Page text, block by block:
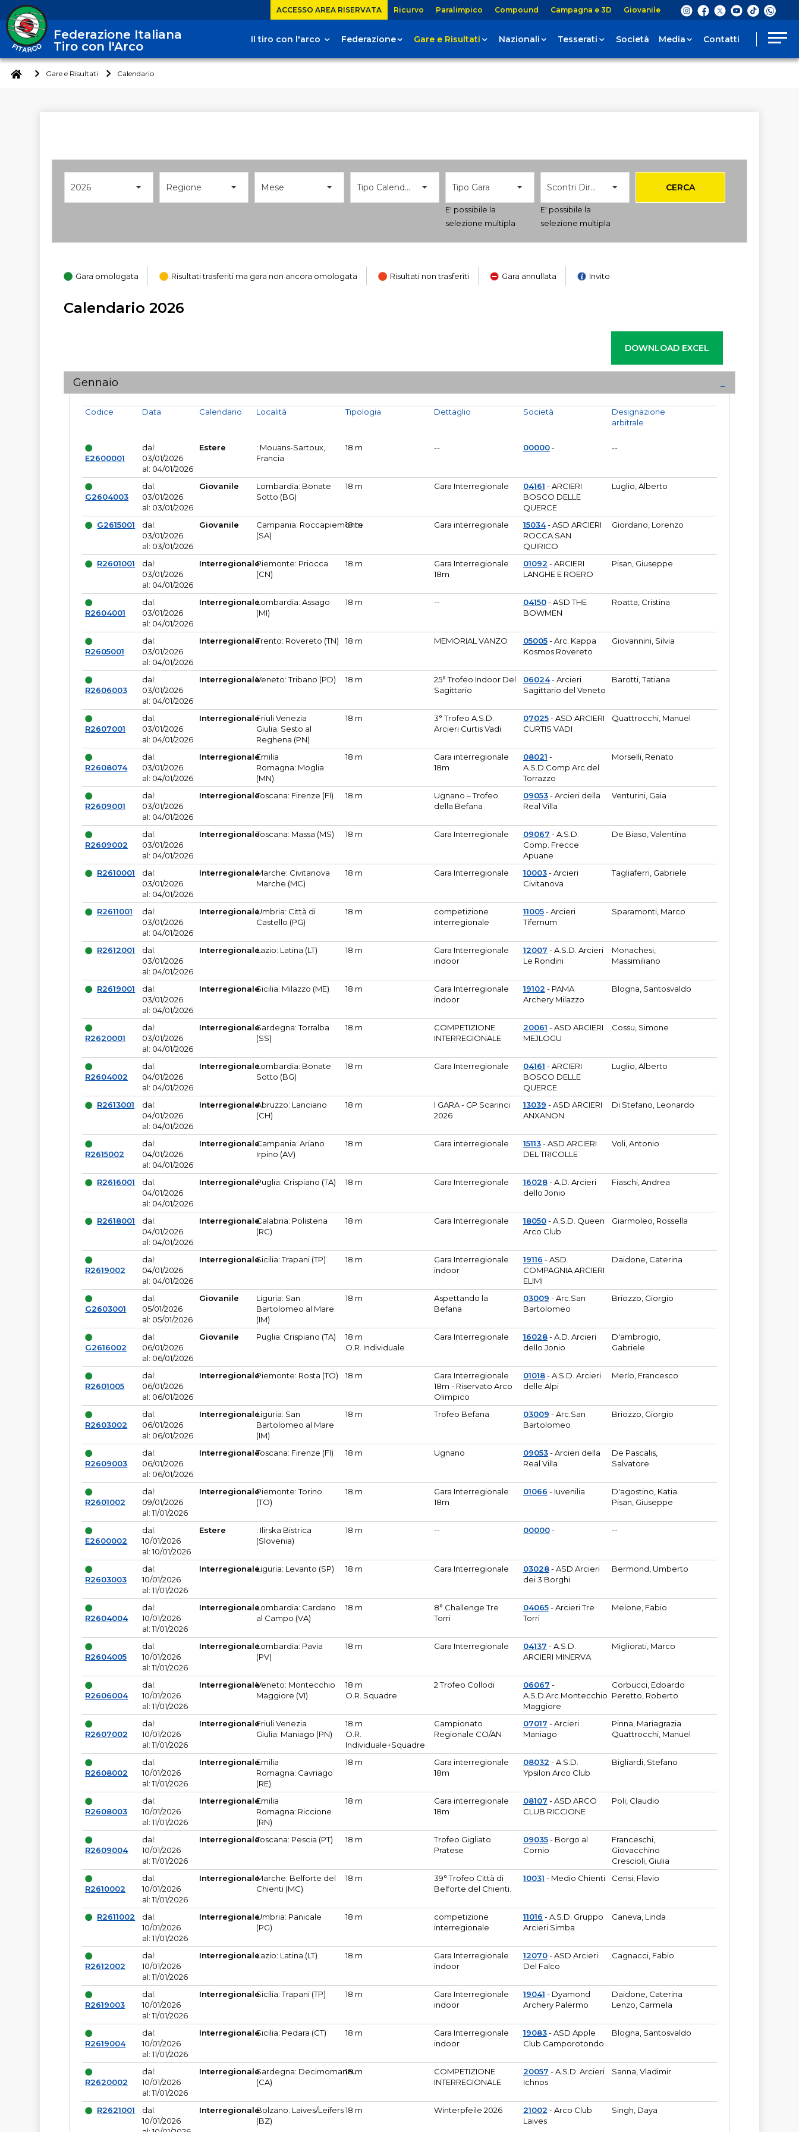
ACCESSO AREA RISERVATA Ricurvo Paralimpico Compound Campagna e 3D Giovanile
Federazione Italiana
Tiro con l'Arco
Il tiro con l'arco Federazione Gare e Risultati Nazionali Tesserati Società Media Contatti
Gare e Risultati Calendario
2026 Regione Mese Tipo Calendario Tipo Gara
E' possibile la
selezione multipla
Scontri Diretti
E' possibile la
selezione multipla
CERCA
Gara omologata Risultati trasferiti ma gara non ancora omologata Risultati non trasferiti Gara annullata Invito
Calendario 2026
Gennaio
Codice
E2600001
Data
dal:
03/01/2026
al: 04/01/2026
Calendario
Estere
Località
: Mouans-Sartoux,
Francia
Tipologia
18 m
Dettaglio
--
Società
00000-
Designazione
arbitrale
--
G2604003
dal:
03/01/2026
al: 03/01/2026
Giovanile
Lombardia: Bonate
Sotto (BG)
18 m Gara Interregionale 04161 - ARCIERI
BOSCO DELLE
QUERCE
Luglio, Alberto
G2615001
dal:
03/01/2026
al: 03/01/2026
Giovanile
Campania: Roccapiemonte
(SA)
18 m Gara interregionale 15034- ASD ARCIERI
ROCCA SAN
QUIRICO
Giordano, Lorenzo
R2601001
dal:
03/01/2026
al: 04/01/2026
InterregionalePiemonte: Priocca
(CN)
18 m
Gara Interregionale
18m
01092 - ARCIERI
LANGHE E ROERO
Pisan, Giuseppe
R2604001
dal:
03/01/2026
al: 04/01/2026
InterregionaleLombardia: Assago
(MI)
18 m -- 04150- ASD THE
BOWMEN
Roatta, Cristina
R2605001
dal:
03/01/2026
al: 04/01/2026
InterregionaleTrento: Rovereto (TN) 18 m MEMORIAL VANZO 05005- Arc. Kappa
Kosmos Rovereto
Giovannini, Silvia
R2606003
dal:
03/01/2026
al: 04/01/2026
InterregionaleVeneto: Tribano (PD) 18 m
25° Trofeo Indoor Del
Sagittario
06024- Arcieri
Sagittario del Veneto
Barotti, Tatiana
R2607001
dal:
03/01/2026
al: 04/01/2026
InterregionaleFriuli Venezia
Giulia: Sesto al
Reghena (PN)
18 m
3° Trofeo A.S.D.
Arcieri Curtis Vadi
07025- ASD ARCIERI
CURTIS VADI
Quattrocchi, Manuel
R2608074
dal:
03/01/2026
al: 04/01/2026
InterregionaleEmilia
Romagna: Moglia
(MN)
18 m
Gara interregionale
18m
08021 -
A.S.D.Comp.Arc.del
Torrazzo
Morselli, Renato
R2609001
dal:
03/01/2026
al: 04/01/2026
InterregionaleToscana: Firenze (FI) 18 m
Ugnano – Trofeo
della Befana
09053- Arcieri della
Real Villa
Venturini, Gaia
R2609002
dal:
03/01/2026
al: 04/01/2026
InterregionaleToscana: Massa (MS) 18 m Gara Interregionale 09067 - A.S.D.
Comp. Frecce
Apuane
De Biaso, Valentina
R2610001
dal:
03/01/2026
al: 04/01/2026
InterregionaleMarche: Civitanova
Marche (MC)
18 m Gara Interregionale 10003- Arcieri
Civitanova
Tagliaferri, Gabriele
R2611001
dal:
03/01/2026
al: 04/01/2026
InterregionaleUmbria: Città di
Castello (PG)
18 m
competizione
interregionale
11005- Arcieri
Tifernum
Sparamonti, Marco
R2612001
dal:
03/01/2026
al: 04/01/2026
InterregionaleLazio: Latina (LT) 18 m
Gara Interregionale
indoor
12007 - A.S.D. Arcieri
Le Rondini
Monachesi,
Massimiliano
R2619001
dal:
03/01/2026
al: 04/01/2026
InterregionaleSicilia: Milazzo (ME) 18 m
Gara Interregionale
indoor
19102 - PAMA
Archery Milazzo
Blogna, Santosvaldo
R2620001
dal:
03/01/2026
al: 04/01/2026
InterregionaleSardegna: Torralba
(SS)
18 m
COMPETIZIONE
INTERREGIONALE
20061 - ASD ARCIERI
MEJLOGU
Cossu, Simone
R2604002
dal:
04/01/2026
al: 04/01/2026
InterregionaleLombardia: Bonate
Sotto (BG)
18 m Gara Interregionale 04161 - ARCIERI
BOSCO DELLE
QUERCE
Luglio, Alberto
R2613001
dal:
04/01/2026
al: 04/01/2026
InterregionaleAbruzzo: Lanciano
(CH)
18 m
I GARA - GP Scarinci
2026
13039 - ASD ARCIERI
ANXANON
Di Stefano, Leonardo
R2615002
dal:
04/01/2026
al: 04/01/2026
InterregionaleCampania: Ariano
Irpino (AV)
18 m Gara interregionale 15113- ASD ARCIERI
DEL TRICOLLE
Voli, Antonio
R2616001
dal:
04/01/2026
al: 04/01/2026
InterregionalePuglia: Crispiano (TA) 18 m Gara Interregionale 16028- A.D. Arcieri
dello Jonio
Fiaschi, Andrea
R2618001
dal:
04/01/2026
al: 04/01/2026
InterregionaleCalabria: Polistena
(RC)
18 m Gara Interregionale 18050- A.S.D. Queen
Arco Club
Giarmoleo, Rossella
R2619002
dal:
04/01/2026
al: 04/01/2026
InterregionaleSicilia: Trapani (TP) 18 m
Gara Interregionale
indoor
19116 - ASD
COMPAGNIA ARCIERI
ELIMI
Daidone, Caterina
G2603001
dal:
05/01/2026
al: 05/01/2026
Giovanile
Liguria: San
Bartolomeo al Mare
(IM)
18 m
Aspettando la
Befana
03009 - Arc.San
Bartolomeo
Briozzo, Giorgio
G2616002
dal:
06/01/2026
al: 06/01/2026
Giovanile Puglia: Crispiano (TA)
18 m
O.R. Individuale
Gara Interregionale 16028- A.D. Arcieri
dello Jonio
D'ambrogio,
Gabriele
R2601005
dal:
06/01/2026
al: 06/01/2026
InterregionalePiemonte: Rosta (TO) 18 m
Gara Interregionale
18m - Riservato Arco
Olimpico
01018- A.S.D. Arcieri
delle Alpi
Merlo, Francesco
R2603002
dal:
06/01/2026
al: 06/01/2026
InterregionaleLiguria: San
Bartolomeo al Mare
(IM)
18 m Trofeo Befana 03009 - Arc.San
Bartolomeo
Briozzo, Giorgio
R2609003
dal:
06/01/2026
al: 06/01/2026
InterregionaleToscana: Firenze (FI) 18 m Ugnano 09053- Arcieri della
Real Villa
De Pascalis,
Salvatore
R2601002
dal:
09/01/2026
al: 11/01/2026
InterregionalePiemonte: Torino
(TO)
18 m
Gara Interregionale
18m
01066 - Iuvenilia
D'agostino, Katia
Pisan, Giuseppe
E2600002
dal:
10/01/2026
al: 10/01/2026
Estere
: Ilirska Bistrica
(Slovenia)
18 m -- 00000- --
R2603003
dal:
10/01/2026
al: 11/01/2026
InterregionaleLiguria: Levanto (SP) 18 m Gara Interregionale 03028- ASD Arcieri
dei 3 Borghi
Bermond, Umberto
R2604004
dal:
10/01/2026
al: 11/01/2026
InterregionaleLombardia: Cardano
al Campo (VA)
18 m
8° Challenge Tre
Torri
04065- Arcieri Tre
Torri
Melone, Fabio
R2604005
dal:
10/01/2026
al: 11/01/2026
InterregionaleLombardia: Pavia
(PV)
18 m Gara Interregionale 04137 - A.S.D.
ARCIERI MINERVA
Migliorati, Marco
R2606004
dal:
10/01/2026
al: 11/01/2026
InterregionaleVeneto: Montecchio
Maggiore (VI)
18 m
O.R. Squadre
2 Trofeo Collodi 06067 -
A.S.D.Arc.Montecchio
Maggiore
Corbucci, Edoardo
Peretto, Roberto
R2607002
dal:
10/01/2026
al: 11/01/2026
InterregionaleFriuli Venezia
Giulia: Maniago (PN)
18 m
O.R.
Individuale+Squadre
Campionato
Regionale CO/AN
07017 - Arcieri
Maniago
Pinna, Mariagrazia
Quattrocchi, Manuel
R2608002
dal:
10/01/2026
al: 11/01/2026
InterregionaleEmilia
Romagna: Cavriago
(RE)
18 m
Gara interregionale
18m
08032 - A.S.D.
Ypsilon Arco Club
Bigliardi, Stefano
R2608003
dal:
10/01/2026
al: 11/01/2026
InterregionaleEmilia
Romagna: Riccione
(RN)
18 m
Gara interregionale
18m
08107 - ASD ARCO
CLUB RICCIONE
Poli, Claudio
R2609004
dal:
10/01/2026
al: 11/01/2026
InterregionaleToscana: Pescia (PT) 18 m
Trofeo Gigliato
Pratese
09035- Borgo al
Cornio
Franceschi,
Giovacchino
Crescioli, Giulia
R2610002
dal:
10/01/2026
al: 11/01/2026
InterregionaleMarche: Belforte del
Chienti (MC)
18 m
39° Trofeo Città di
Belforte del Chienti.
10031 - Medio Chienti Censi, Flavio
R2611002
dal:
10/01/2026
al: 11/01/2026
InterregionaleUmbria: Panicale
(PG)
18 m
competizione
interregionale
11016 - A.S.D. Gruppo
Arcieri Simba
Caneva, Linda
R2612002
dal:
10/01/2026
al: 11/01/2026
InterregionaleLazio: Latina (LT) 18 m
Gara Interregionale
indoor
12070- ASD Arcieri
Del Falco
Cagnacci, Fabio
R2619003
dal:
10/01/2026
al: 11/01/2026
InterregionaleSicilia: Trapani (TP) 18 m
Gara Interregionale
indoor
19041 - Dyamond
Archery Palermo
Daidone, Caterina
Lenzo, Carmela
R2619004
dal:
10/01/2026
al: 11/01/2026
InterregionaleSicilia: Pedara (CT) 18 m
Gara Interregionale
indoor
19083- ASD Apple
Club Camporotondo
Blogna, Santosvaldo
R2620002
dal:
10/01/2026
al: 11/01/2026
InterregionaleSardegna: Decimomannu
(CA)
18 m
COMPETIZIONE
INTERREGIONALE
20057 - A.S.D. Arcieri
Ichnos
Sanna, Vladimir
R2621001
dal:
10/01/2026
InterregionaleBolzano: Laives/Leifers
(BZ)
18 m Winterpfeile 2026 21002 - Arco Club
Laives
Singh, Daya